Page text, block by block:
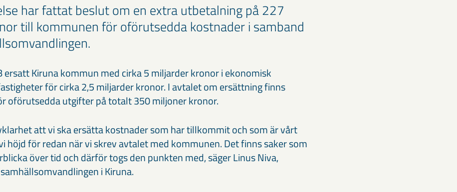
har fattat beslut om en extra utbetalning på 227
till kommunen för oförutsedda kostnader i samband
ersatt Kiruna kommun med cirka 5 miljarder kronor i ekonomisk
för cirka 2,5 miljarder kronor. I avtalet om ersättning finns
oförutsedda utgifter på totalt 350 miljoner kronor.
att vi ska ersätta kostnader som har tillkommit och som är vårt
höjd för redan när vi skrev avtalet med kommunen. Det finns saker som
över tid och därför togs den punkten med, säger Linus Niva,
i Kiruna.